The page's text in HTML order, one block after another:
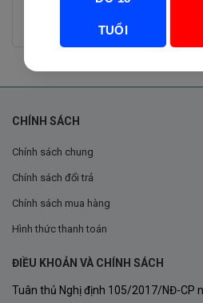
1,450,000₫
CHÍNH SÁCH
Chính sách chung
Chính sách đổi trả
Chính sách mua hàng
Hình thức thanh toán
ĐIỀU KHOẢN VÀ CHÍNH SÁCH
Tuân thủ Nghị định 105/2017/NĐ-CP
TUỔI